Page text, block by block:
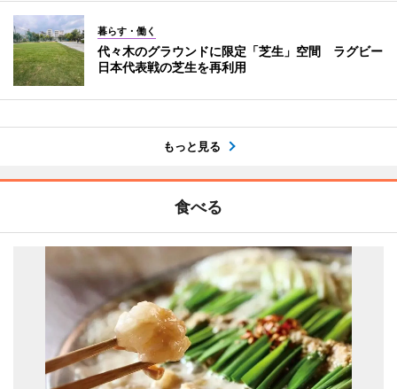
暮らす・働く
代々木のグラウンドに限定「芝生」空間 ラグビー
日本代表戦の芝生を再利用
もっと見る
食べる